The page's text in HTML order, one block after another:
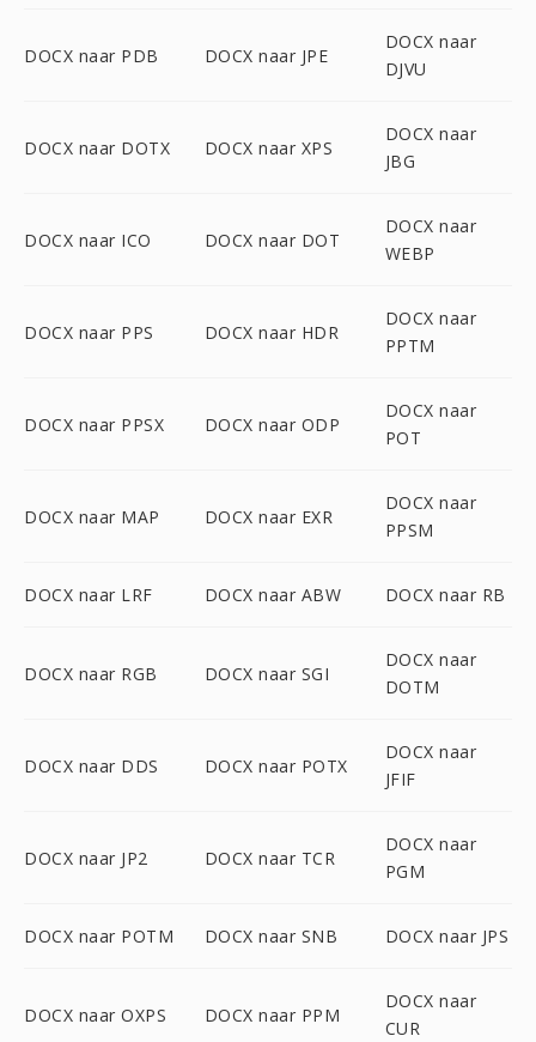
DOCX naar PDB DOCX naar JPE
DOCX naar
DJVU
DOCX naar DOTX DOCX naar XPS
DOCX naar
JBG
DOCX naar ICO DOCX naar DOT
DOCX naar
WEBP
DOCX naar PPS DOCX naar HDR
DOCX naar
PPTM
DOCX naar PPSX DOCX naar ODP
DOCX naar
POT
DOCX naar MAP DOCX naar EXR
DOCX naar
PPSM
DOCX naar LRF DOCX naar ABW DOCX naar RB
DOCX naar RGB DOCX naar SGI
DOCX naar
DOTM
DOCX naar DDS DOCX naar POTX
DOCX naar
JFIF
DOCX naar JP2 DOCX naar TCR
DOCX naar
PGM
DOCX naar POTM DOCX naar SNB DOCX naar JPS
DOCX naar OXPS DOCX naar PPM
DOCX naar
CUR